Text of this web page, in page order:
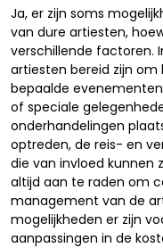
Ja, er zijn soms
van dure artiesten,
verschillende factoren.
artiesten bereid zijn
bepaalde
of speciale
onderhandelingen
optreden, de reis- en
die van invloed kunnen
altijd aan te raden om
management van de
mogelijkheden er zijn
aanpassingen in de